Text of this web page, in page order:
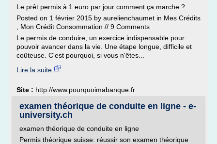
Le prêt permis à 1 euro par jour comment ça marche ?
Posted on 1 février 2015 by aurelienchaumet in Mes Crédits
, Mon Crédit Consommation // 9 Comments
Le permis de conduire, un exercice indispensable pour
pouvoir avancer dans la vie. Une étape longue, difficile et
coûteuse. C'est pourquoi, si vous n'êtes...
Lire la suite
Site : http://www.pourquoimabanque.fr
examen théorique de conduite en ligne - e-
university.ch
examen théorique de conduite en ligne
Permis théorique suisse: réussir son examen théorique